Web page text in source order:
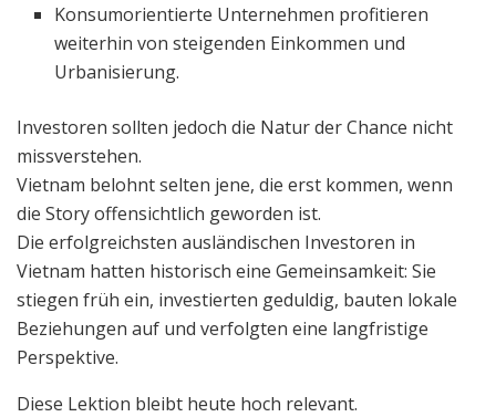
Konsumorientierte Unternehmen profitieren
weiterhin von steigenden Einkommen und
Urbanisierung.
Investoren sollten jedoch die Natur der Chance nicht
missverstehen.
Vietnam belohnt selten jene, die erst kommen, wenn
die Story offensichtlich geworden ist.
Die erfolgreichsten ausländischen Investoren in
Vietnam hatten historisch eine Gemeinsamkeit: Sie
stiegen früh ein, investierten geduldig, bauten lokale
Beziehungen auf und verfolgten eine langfristige
Perspektive.
Diese Lektion bleibt heute hoch relevant.